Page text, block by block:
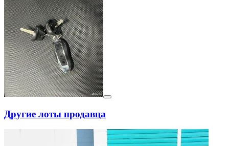
Другие лоты продавца